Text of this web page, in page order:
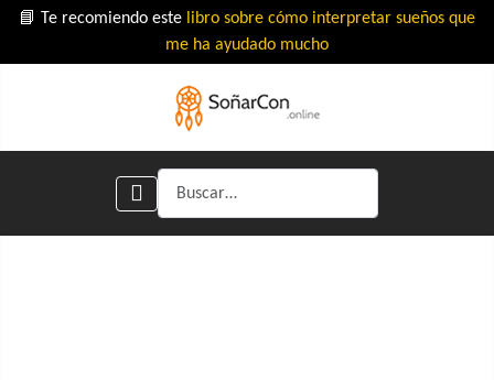
📘 Te recomiendo este libro sobre cómo interpretar sueños que
me ha ayudado mucho
Buscar